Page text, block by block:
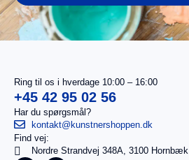
I
0,00kr.
Ring til os i hverdage 10:00 – 16:00
+45 42 95 02 56
Har du spørgsmål?
kontakt@kunstnershoppen.dk
Find vej:
Nordre Strandvej 348A, 3100 Hornbæk